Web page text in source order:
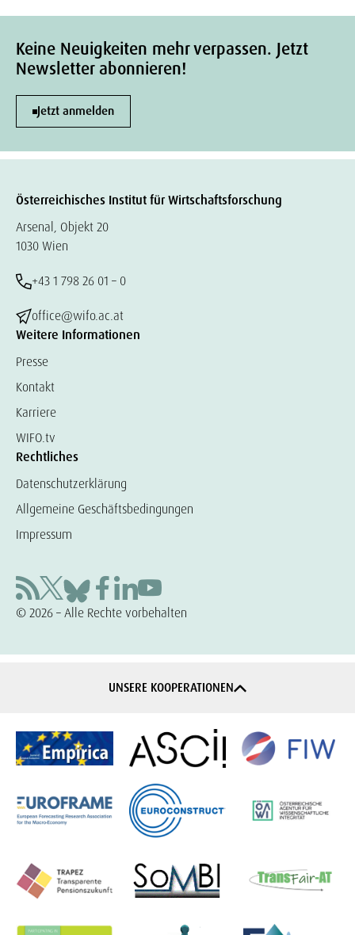
Keine Neuigkeiten mehr verpassen. Jetzt
Newsletter abonnieren!
Jetzt anmelden
Österreichisches Institut für Wirtschaftsforschung
Arsenal, Objekt 20
1030 Wien
+43 1 798 26 01 – 0
office@wifo.ac.at
Weitere Informationen
Presse
Kontakt
Karriere
WIFO.tv
Rechtliches
Datenschutzerklärung
Allgemeine Geschäftsbedingungen
Impressum
© 2026 – Alle Rechte vorbehalten
UNSERE KOOPERATIONEN